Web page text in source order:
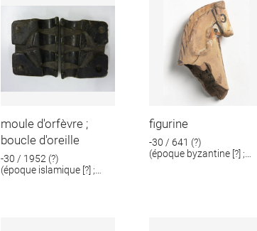
moule d'orfèvre ;
boucle d'oreille
-30 / 1952 (?)
(époque islamique [?] ;
figurine
-30 / 641 (?)
(époque byzantine [?] ;